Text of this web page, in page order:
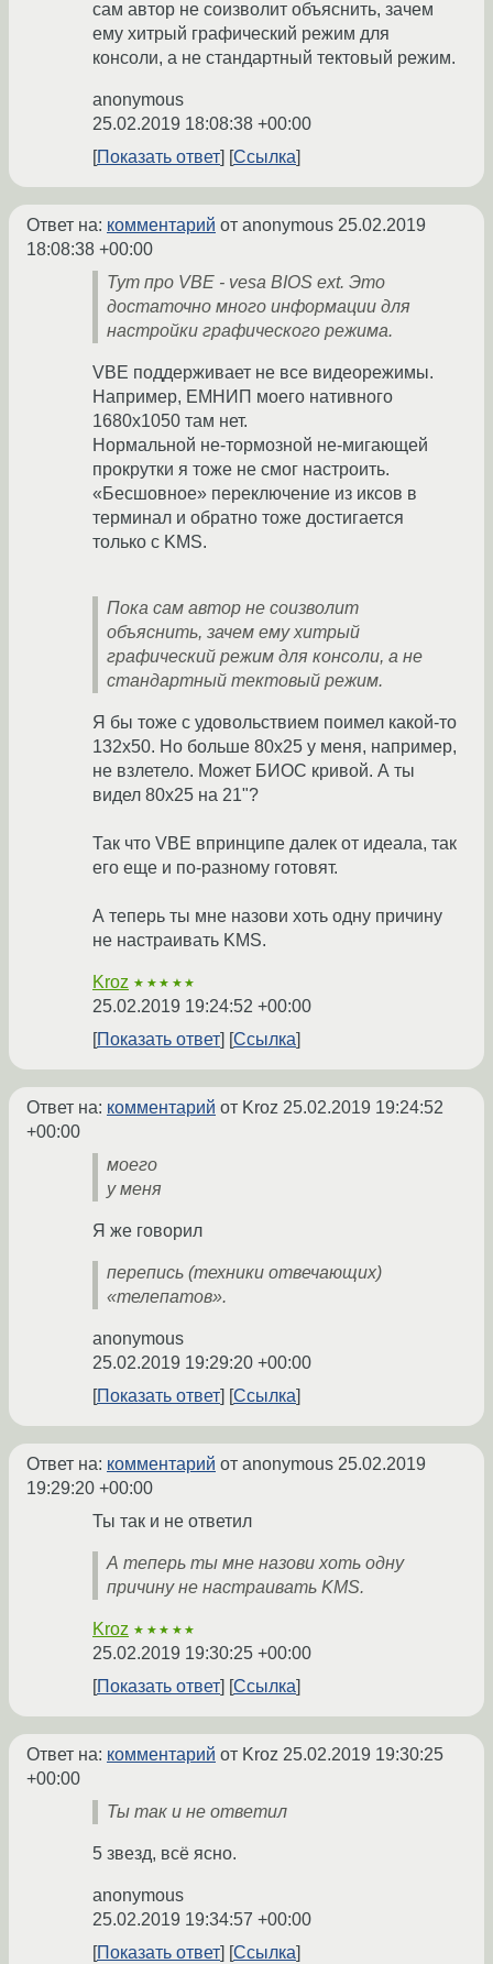
сам автор не соизволит объяснить, зачем
ему хитрый графический режим для
консоли, а не стандартный тектовый режим.
anonymous
25.02.2019 18:08:38 +00:00
Показать ответ
Ссылка
Ответ на: комментарий от anonymous 25.02.2019
18:08:38 +00:00
Тут про VBE - vesa BIOS ext. Это
достаточно много информации для
настройки графического режима.
VBE поддерживает не все видеорежимы.
Например, ЕМНИП моего нативного
1680x1050 там нет.
Нормальной не-тормозной не-мигающей
прокрутки я тоже не смог настроить.
«Бесшовное» переключение из иксов в
терминал и обратно тоже достигается
только с KMS.
Пока сам автор не соизволит
объяснить, зачем ему хитрый
графический режим для консоли, а не
стандартный тектовый режим.
Я бы тоже с удовольствием поимел какой-то
132x50. Но больше 80x25 у меня, например,
не взлетело. Может БИОС кривой. А ты
видел 80x25 на 21"?
Так что VBE впринципе далек от идеала, так
его еще и по-разному готовят.
А теперь ты мне назови хоть одну причину
не настраивать KMS.
Kroz ★★★★★
25.02.2019 19:24:52 +00:00
Показать ответ
Ссылка
Ответ на: комментарий от Kroz 25.02.2019 19:24:52
+00:00
моего
у меня
Я же говорил
перепись (техники отвечающих)
«телепатов».
anonymous
25.02.2019 19:29:20 +00:00
Показать ответ
Ссылка
Ответ на: комментарий от anonymous 25.02.2019
19:29:20 +00:00
Ты так и не ответил
А теперь ты мне назови хоть одну
причину не настраивать KMS.
Kroz ★★★★★
25.02.2019 19:30:25 +00:00
Показать ответ
Ссылка
Ответ на: комментарий от Kroz 25.02.2019 19:30:25
+00:00
Ты так и не ответил
5 звезд, всё ясно.
anonymous
25.02.2019 19:34:57 +00:00
Показать ответ
Ссылка